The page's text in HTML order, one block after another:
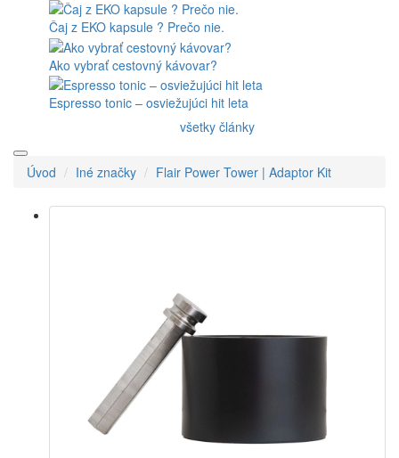
Čaj z EKO kapsule ? Prečo nie.
Ako vybrať cestovný kávovar?
Espresso tonic – osviežujúci hit leta
všetky články
Úvod Iné značky Flair Power Tower | Adaptor Kit